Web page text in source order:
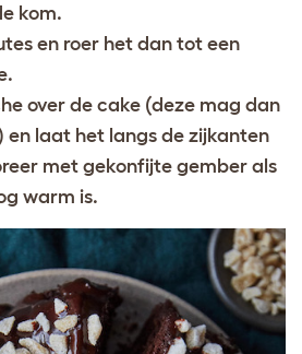
kom.
en roer het dan tot een
over de cake (deze mag dan
en laat het langs de zijkanten
met gekonfijte gember als
warm is.